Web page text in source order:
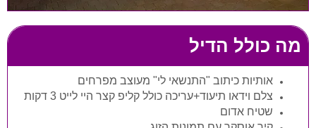
מה כולל הדיל
אותיות כיתוב "התנשאי לי" מעוצב מפרחים
צלם וידאו תיעוד+עריכה כולל קליפ קצר היי לייט 3 דקות
שטיח אדום